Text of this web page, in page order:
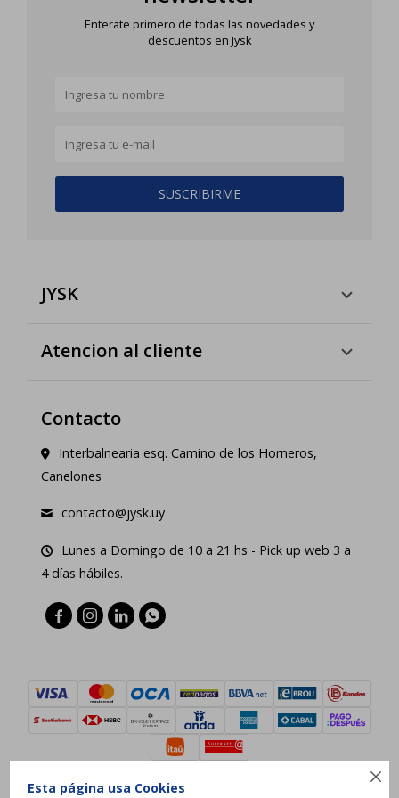

Esta página usa Cookies
Enterate primero de todas las novedades y
descuentos en Jysk
SUSCRIBIRME
JYSK
Atencion al cliente
Contacto
Interbalnearia esq. Camino de los Horneros,
Canelones
contacto@jysk.uy
Lunes a Domingo de 10 a 21 hs - Pick up web 3 a
4 días hábiles.
   